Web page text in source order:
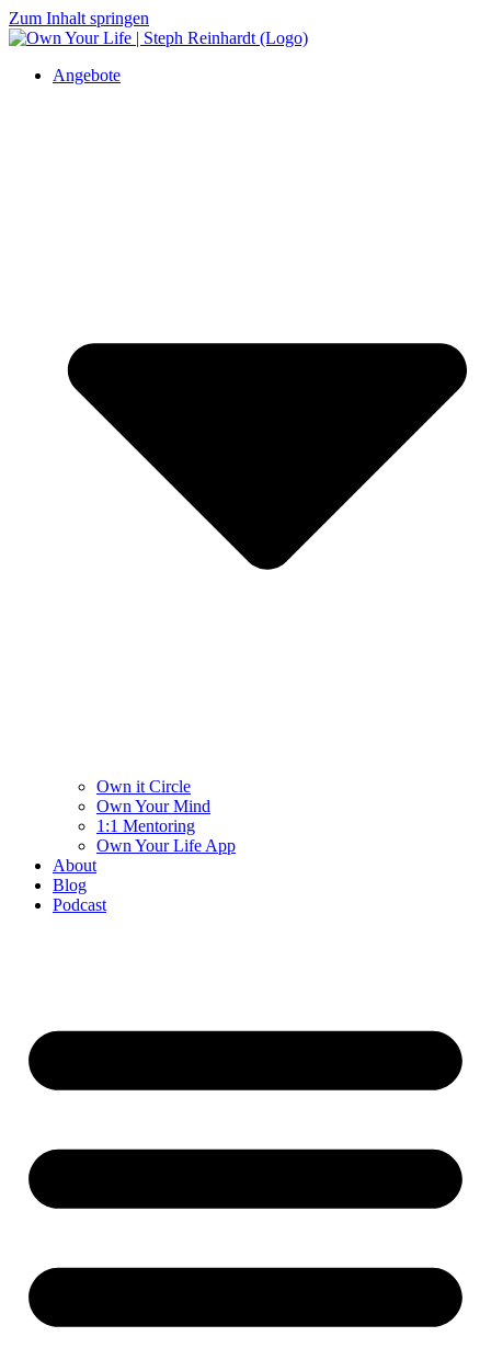
Zum Inhalt springen
Angebote
Own it Circle
Own Your Mind
1:1 Mentoring
Own Your Life App
About
Blog
Podcast